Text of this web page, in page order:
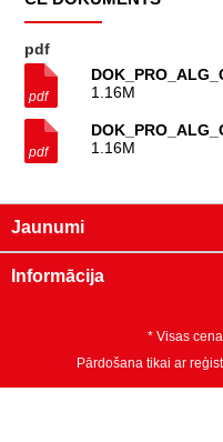
pdf
1.16M
1.16M
Jaunumi
Informācija
* Visas
Pārdošana tikai ar